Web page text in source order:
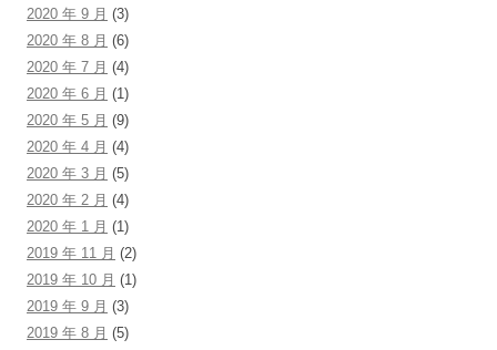
2020 年 9 月 (3)
2020 年 8 月 (6)
2020 年 7 月 (4)
2020 年 6 月 (1)
2020 年 5 月 (9)
2020 年 4 月 (4)
2020 年 3 月 (5)
2020 年 2 月 (4)
2020 年 1 月 (1)
2019 年 11 月 (2)
2019 年 10 月 (1)
2019 年 9 月 (3)
2019 年 8 月 (5)